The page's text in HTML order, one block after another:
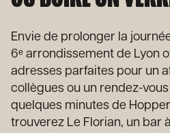
Envie de prolonger la
6ᵉ arrondissement de Lyon
adresses parfaites pour un
collègues ou un rendez-
quelques minutes de
trouverez Le Florian, un bar